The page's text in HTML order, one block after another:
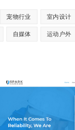
宠物行业 室内设计
自媒体 运动户外